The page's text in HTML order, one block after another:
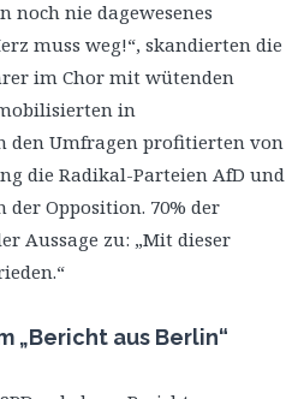
noch nie dagewesenes
muss weg!“, skandierten die
im Chor mit wütenden
in
den Umfragen profitierten von
die Radikal-Parteien AfD und
der Opposition. 70% der
Aussage zu: „Mit dieser
„Bericht aus Berlin“